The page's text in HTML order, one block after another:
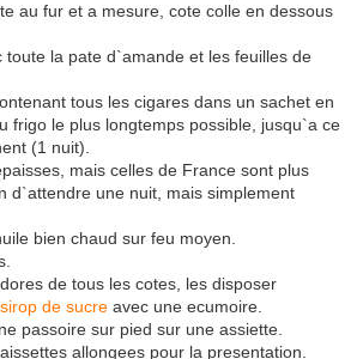
au fur et a mesure, cote colle en dessous
toute la pate d`amande et les feuilles de
tous les cigares dans un sachet en
frigo le plus longtemps possible, jusqu`a ce
(1 nuit).
mais celles de France sont plus
d`attendre une nuit, mais simplement
bien chaud sur feu moyen.
de tous les cotes, les disposer
sirop de sucre avec une ecumoire.
passoire sur pied sur une assiette.
allongees pour la presentation.